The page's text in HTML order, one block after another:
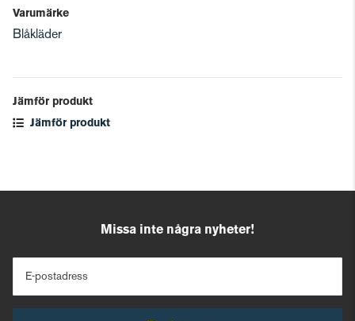
Varumärke
Blåkläder
Jämför produkt
Jämför produkt
Missa inte några nyheter!
E-postadress